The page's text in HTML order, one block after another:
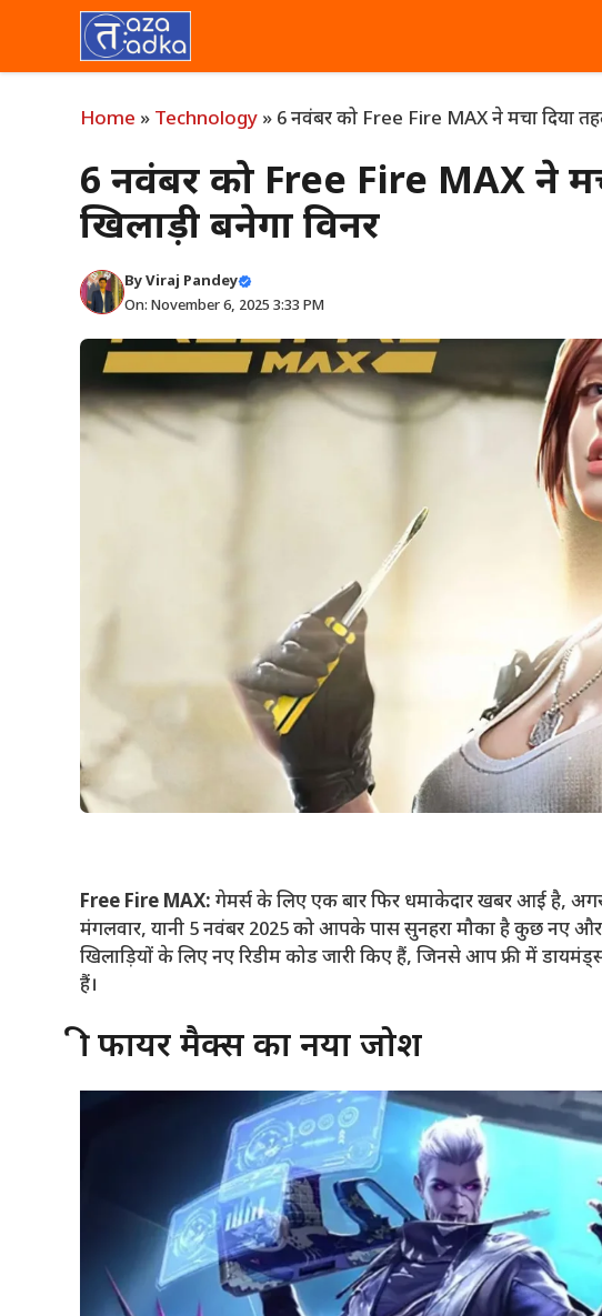
content
Home » Technology » 6 नवंबर को Free Fire MAX ने मचा दिया
6 नवंबर को Free Fire MAX ने
खिलाड़ी बनेगा विनर
ByViraj Pandey
On: November 6, 2025 3:33 PM
Free Fire MAX: गेमर्स के लिए एक बार फिर धमाकेदार खबर आई है,
मंगलवार, यानी 5 नवंबर 2025 को आपके पास सुनहरा मौका है कुछ नए
खिलाड़ियों के लिए नए रिडीम कोड जारी किए हैं, जिनसे आप फ्री में
हैं।
फ्री फायर मैक्स का नया जोश